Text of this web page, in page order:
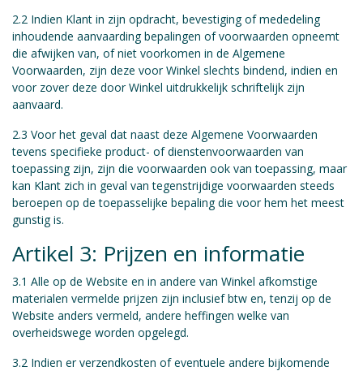
2.2 Indien Klant in zijn opdracht, bevestiging of mededeling
inhoudende aanvaarding bepalingen of voorwaarden opneemt
die afwijken van, of niet voorkomen in de Algemene
Voorwaarden, zijn deze voor Winkel slechts bindend, indien en
voor zover deze door Winkel uitdrukkelijk schriftelijk zijn
aanvaard.
2.3 Voor het geval dat naast deze Algemene Voorwaarden
tevens specifieke product- of dienstenvoorwaarden van
toepassing zijn, zijn die voorwaarden ook van toepassing, maar
kan Klant zich in geval van tegenstrijdige voorwaarden steeds
beroepen op de toepasselijke bepaling die voor hem het meest
gunstig is.
Artikel 3: Prijzen en informatie
3.1 Alle op de Website en in andere van Winkel afkomstige
materialen vermelde prijzen zijn inclusief btw en, tenzij op de
Website anders vermeld, andere heffingen welke van
overheidswege worden opgelegd.
3.2 Indien er verzendkosten of eventuele andere bijkomende